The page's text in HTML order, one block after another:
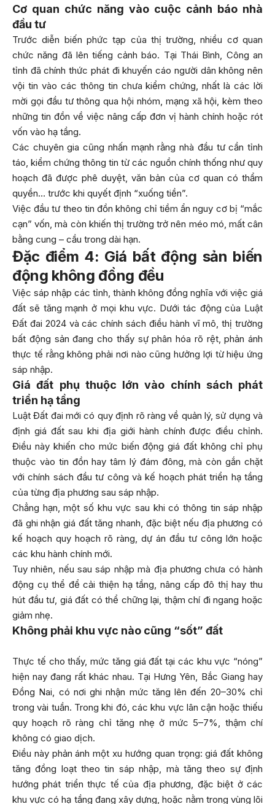
Cơ quan chức năng vào cuộc cảnh báo nhà
đầu tư
Trước diễn biến phức tạp của thị trường, nhiều cơ quan
chức năng đã lên tiếng cảnh báo. Tại Thái Bình, Công an
tỉnh đã chính thức phát đi khuyến cáo người dân không nên
vội tin vào các thông tin chưa kiểm chứng, nhất là các lời
mời gọi đầu tư thông qua hội nhóm, mạng xã hội, kèm theo
những tin đồn về việc nâng cấp đơn vị hành chính hoặc rót
vốn vào hạ tầng.
Các chuyên gia cũng nhấn mạnh rằng nhà đầu tư cần tỉnh
táo, kiểm chứng thông tin từ các nguồn chính thống như quy
hoạch đã được phê duyệt, văn bản của cơ quan có thẩm
quyền… trước khi quyết định “xuống tiền”.
Việc đầu tư theo tin đồn không chỉ tiềm ẩn nguy cơ bị “mắc
cạn” vốn, mà còn khiến thị trường trở nên méo mó, mất cân
bằng cung – cầu trong dài hạn.
Đặc điểm 4: Giá bất động sản biến
động không đồng đều
Việc sáp nhập các tỉnh, thành không đồng nghĩa với việc giá
đất sẽ tăng mạnh ở mọi khu vực. Dưới tác động của Luật
Đất đai 2024 và các chính sách điều hành vĩ mô, thị trường
bất động sản đang cho thấy sự phân hóa rõ rệt, phản ánh
thực tế rằng không phải nơi nào cũng hưởng lợi từ hiệu ứng
sáp nhập.
Giá đất phụ thuộc lớn vào chính sách phát
triển hạ tầng
Luật Đất đai mới có quy định rõ ràng về quản lý, sử dụng và
định giá đất sau khi địa giới hành chính được điều chỉnh.
Điều này khiến cho mức biến động giá đất không chỉ phụ
thuộc vào tin đồn hay tâm lý đám đông, mà còn gắn chặt
với chính sách đầu tư công và kế hoạch phát triển hạ tầng
của từng địa phương sau sáp nhập.
Chẳng hạn, một số khu vực sau khi có thông tin sáp nhập
đã ghi nhận giá đất tăng nhanh, đặc biệt nếu địa phương có
kế hoạch quy hoạch rõ ràng, dự án đầu tư công lớn hoặc
các khu hành chính mới.
Tuy nhiên, nếu sau sáp nhập mà địa phương chưa có hành
động cụ thể để cải thiện hạ tầng, nâng cấp đô thị hay thu
hút đầu tư, giá đất có thể chững lại, thậm chí đi ngang hoặc
giảm nhẹ.
Không phải khu vực nào cũng “sốt” đất
Thực tế cho thấy, mức tăng giá đất tại các khu vực “nóng”
hiện nay đang rất khác nhau. Tại Hưng Yên, Bắc Giang hay
Đồng Nai, có nơi ghi nhận mức tăng lên đến 20–30% chỉ
trong vài tuần. Trong khi đó, các khu vực lân cận hoặc thiếu
quy hoạch rõ ràng chỉ tăng nhẹ ở mức 5–7%, thậm chí
không có giao dịch.
Điều này phản ánh một xu hướng quan trọng: giá đất không
tăng đồng loạt theo tin sáp nhập, mà tăng theo sự định
hướng phát triển thực tế của địa phương, đặc biệt ở các
khu vực có hạ tầng đang xây dựng, hoặc nằm trong vùng lõi